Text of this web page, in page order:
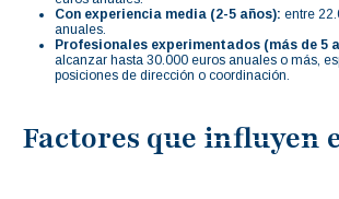
Con experiencia media (2-5 años): entre
anuales.
Profesionales experimentados (más de 5
alcanzar hasta 30.000 euros anuales o más,
posiciones de dirección o coordinación.
Factores que influyen